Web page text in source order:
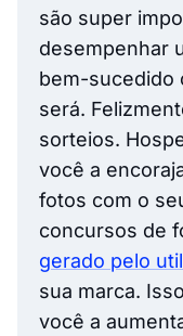
são super
desempenhar
bem-sucedido
será.
sorteios.
você a
fotos com o
concursos de
gerado pelo
sua marca.
você a